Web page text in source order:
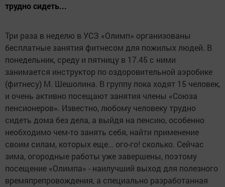
трудно сидеть...
Три раза в неделю в УСЗ «Олимп» организованы
бесплатные занятия фитнесом для пожилых людей. В
понедельник, среду и пятницу в 17.45 с ними
занимается инструктор по оздоровительной аэробике
(фитнесу) М. Шешолина. В группу пока ходят 15 человек,
и очень активно посещают занятия члены «Союза
пенсионеров». Известно, любому человеку трудно
сидеть дома без дела, а выйдя на пенсию, особенно
необходимо чем-то занять себя, найти применение
своим силам, которых еще… ого-го! сколько. Сейчас
зима, огородные работы уже завершены, поэтому
посещение «Олимпа» - наилучший выход для полезного
времяпрепровождения, а специально разработанная